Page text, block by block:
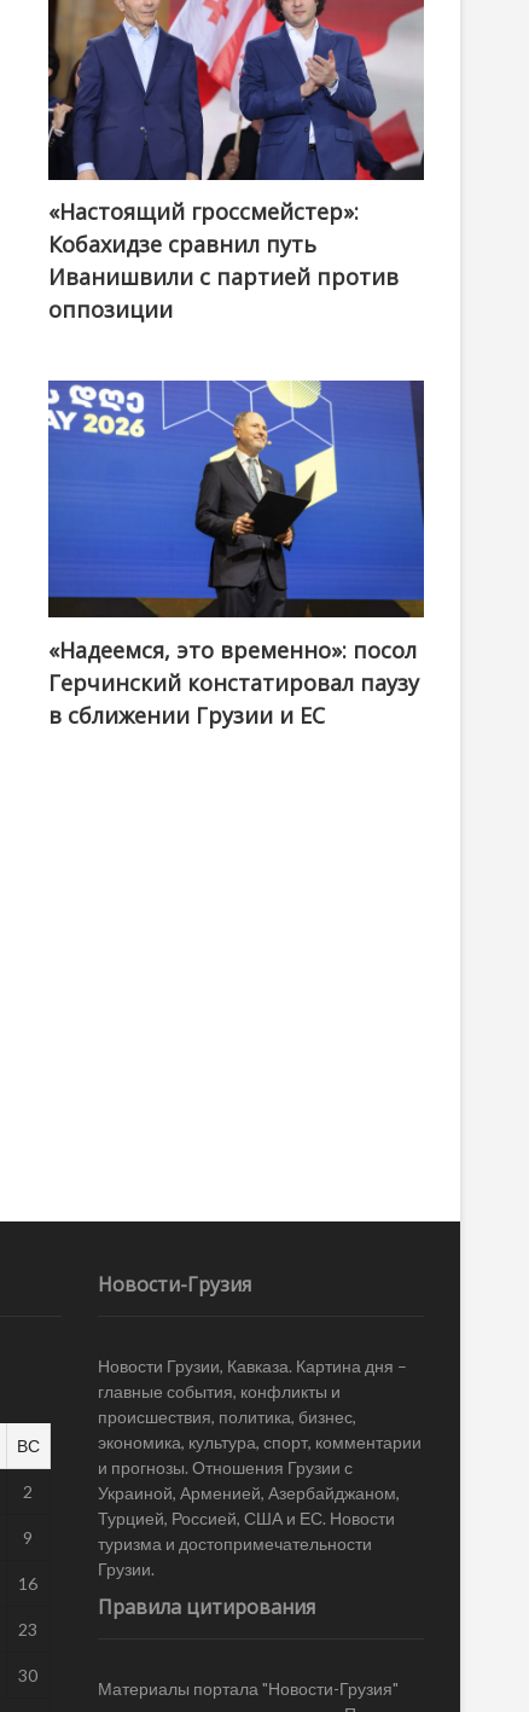
@ქართული ოცნება / Georgian Dream
«Настоящий гроссмейстер»:
Кобахидзе сравнил путь
Иванишвили с партией против
оппозиции
«Надеемся, это временно»: посол
Герчинский констатировал паузу
в сближении Грузии и ЕС
ВС
2
9
16
23
30
Новости-Грузия
Новости Грузии, Кавказа. Картина дня –
главные события, конфликты и
происшествия, политика, бизнес,
экономика, культура, спорт, комментарии
и прогнозы. Отношения Грузии с
Украиной, Арменией, Азербайджаном,
Турцией, Россией, США и ЕС. Новости
туризма и достопримечательности
Грузии.
Правила цитирования
Материалы портала "Новости-Грузия"